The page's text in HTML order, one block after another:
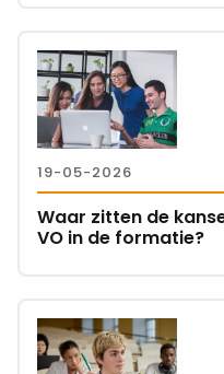
19-05-2026
Waar zitten de
VO in de formatie?
Lees
meer
over
Waar
zitten
de
kansen
en
VO
Lees
meer
over